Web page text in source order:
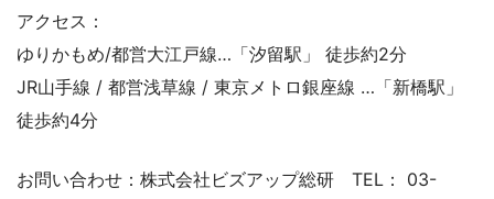
アクセス：
ゆりかもめ/都営大江戸線…「汐留駅」 徒歩約2分
JR山手線 / 都営浅草線 / 東京メトロ銀座線 …「新橋駅」
徒歩約4分
お問い合わせ：株式会社ビズアップ総研 TEL： 03-